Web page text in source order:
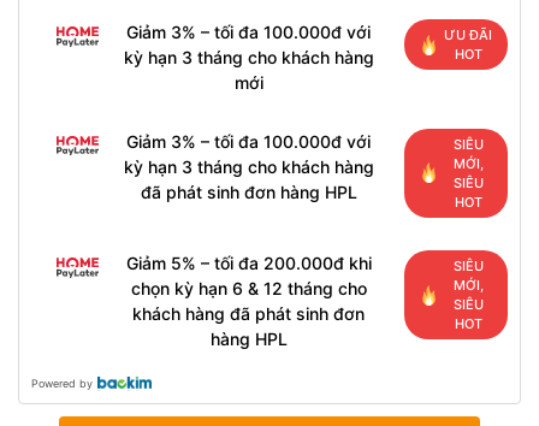
Giảm 3% – tối đa 100.000đ với
kỳ hạn 3 tháng cho khách hàng
mới
ƯU ĐÃI
HOT
Giảm 3% – tối đa 100.000đ với
kỳ hạn 3 tháng cho khách hàng
đã phát sinh đơn hàng HPL
SIÊU
MỚI,
SIÊU
HOT
Giảm 5% – tối đa 200.000đ khi
chọn kỳ hạn 6 & 12 tháng cho
khách hàng đã phát sinh đơn
hàng HPL
SIÊU
MỚI,
SIÊU
HOT
Powered by